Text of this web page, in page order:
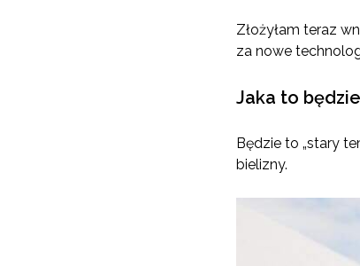
Złożyłam teraz
za nowe
Jaka to
Będzie to „stary
bielizny.